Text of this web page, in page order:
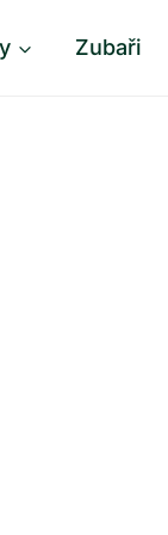
Zubaři